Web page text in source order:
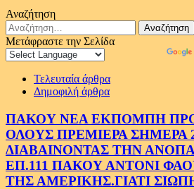
Αναζήτηση
Αναζήτηση
για:
Μετάφραστε την Σελίδα
Τελευταία άρθρα
Δημοφιλή άρθρα
ΠΑΚΟΥ ΝΕΑ ΕΚΠΟΜΠΗ
ΟΛΟΥΣ ΠΡΕΜΙΕΡΑ ΣΗΜΕΡΑ
ΔΙΑΒΑΙΝΟΝΤΑΣ ΤΗΝ
ΕΠ.111 ΠΑΚΟΥ ΑΝΤΟΝΙ
ΤΗΣ ΑΜΕΡΙΚΗΣ.ΓΙΑΤΙ